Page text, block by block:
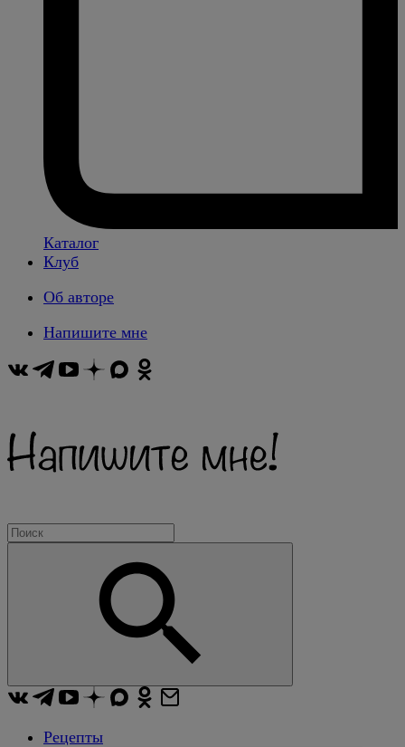
Каталог
Клуб
Об авторе
Напишите мне
Рецепты